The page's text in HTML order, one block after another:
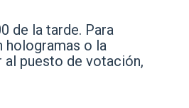
de la tarde. Para
hologramas o la
al puesto de votación,